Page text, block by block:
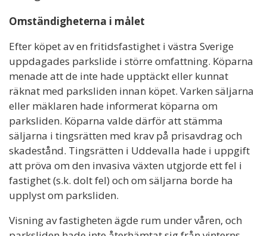
Omständigheterna i målet
Efter köpet av en fritidsfastighet i västra Sverige
uppdagades parkslide i större omfattning. Köparna
menade att de inte hade upptäckt eller kunnat
räknat med parksliden innan köpet. Varken säljarna
eller mäklaren hade informerat köparna om
parksliden. Köparna valde därför att stämma
säljarna i tingsrätten med krav på prisavdrag och
skadestånd. Tingsrätten i Uddevalla hade i uppgift
att pröva om den invasiva växten utgjorde ett fel i
fastighet (s.k. dolt fel) och om säljarna borde ha
upplyst om parksliden.
Visning av fastigheten ägde rum under våren, och